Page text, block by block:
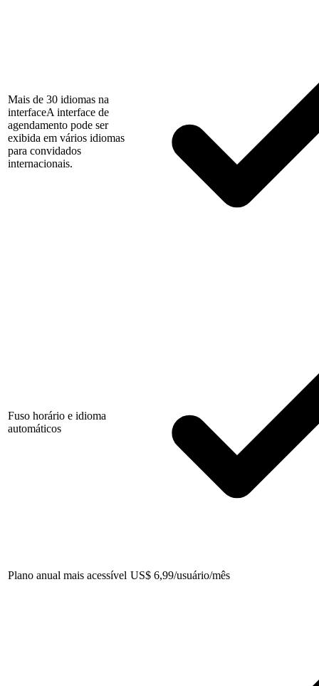
Mais de 30 idiomas na
interfaceA interface de
agendamento pode ser
exibida em vários idiomas
para convidados
internacionais.
Fuso horário e idioma
automáticos
Plano anual mais acessível US$ 6,99/usuário/mês